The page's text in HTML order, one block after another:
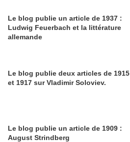
Le blog publie un article de 1937 :
Ludwig Feuerbach et la littérature
allemande
Le blog publie deux articles de 1915
et 1917 sur Vladimir Soloviev.
Le blog publie un article de 1909 :
August Strindberg